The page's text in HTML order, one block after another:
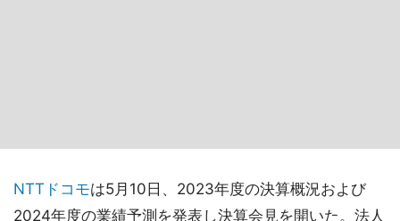
NTTドコモは5月10日、2023年度の決算概況および
2024年度の業績予測を発表し決算会見を開いた。法人